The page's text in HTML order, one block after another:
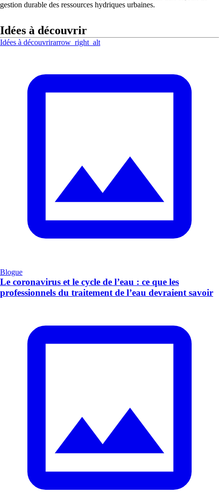
gestion durable des ressources hydriques urbaines.
Idées à découvrir
Idées à découvrirarrow_right_alt
Blogue
Le coronavirus et le cycle de l’eau : ce que les
professionnels du traitement de l’eau devraient savoir